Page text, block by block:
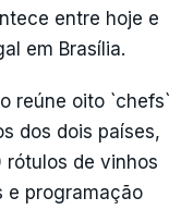
entre hoje e
em Brasília.
reúne oito `chefs`
dos dois países,
rótulos de vinhos
e programação